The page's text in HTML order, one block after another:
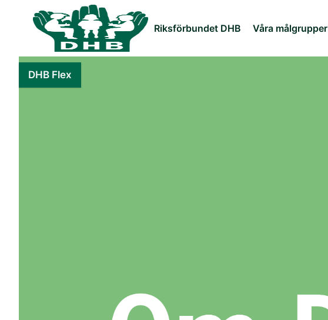
Riksförbundet DHB Våra målgrupper
DHB Flex